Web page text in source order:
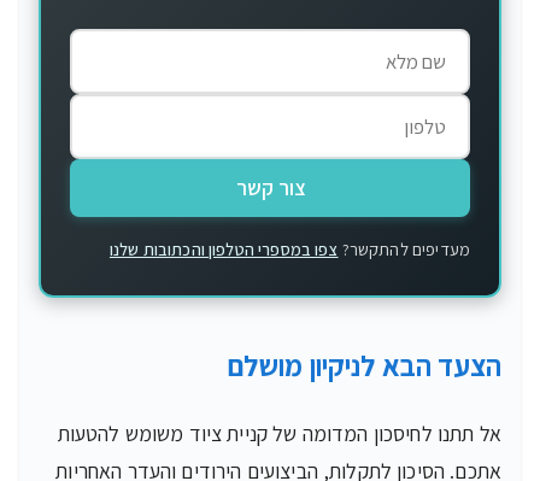
צור קשר
מעדיפים להתקשר? צפו במספרי הטלפון והכתובות שלנו
הצעד הבא לניקיון מושלם
אל תתנו לחיסכון המדומה של קניית ציוד משומש להטעות
אתכם. הסיכון לתקלות, הביצועים הירודים והעדר האחריות